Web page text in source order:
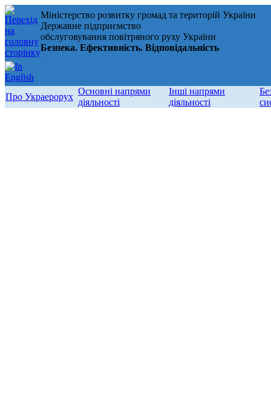
Міністерство розвитку громад та територій України
Державне підприємство
обслуговування повітряного руху України
Безпека. Ефективність. Відповідальність
Про Украерорух
Основні напрями
діяльності
Інші напрями
діяльності